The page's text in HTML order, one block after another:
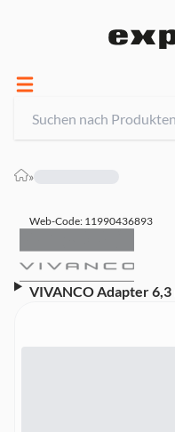
»
Web-Code: 11990436893
VIVANCO Adapter